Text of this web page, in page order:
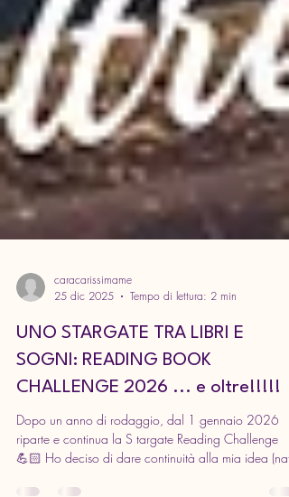
caracarissimame
25 dic 2025
Tempo di lettura: 2 min
UNO STARGATE TRA LIBRI E
SOGNI: READING BOOK
CHALLENGE 2026 ... e oltre!!!!!